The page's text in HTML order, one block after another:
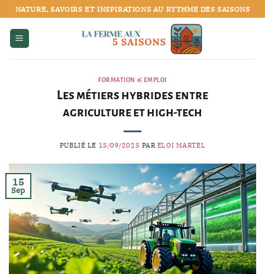
Passer
au
contenu
NATURE, SAVOIRS ET INSPIRATIONS AU RYTHME DES SAISONS
FORMATION & EMPLOI
Les métiers hybrides entre
agriculture et high-tech
PUBLIÉ LE 15/09/2025 PAR ELOI MARTEL
15
Sep